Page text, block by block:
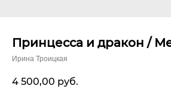
Принцесса и дракон /
Ирина Троицкая
4 500,00 руб.